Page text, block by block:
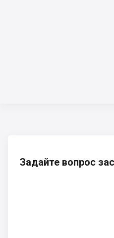
Задайте вопрос